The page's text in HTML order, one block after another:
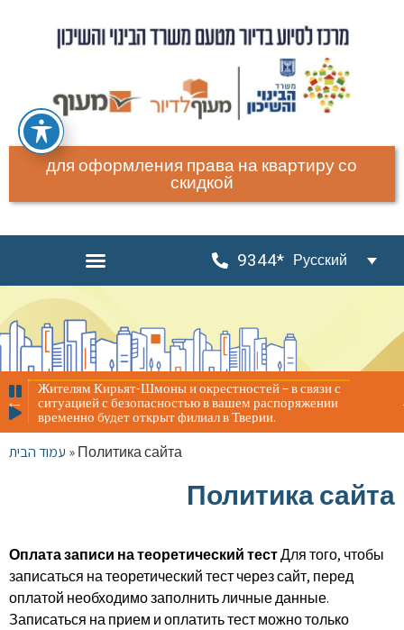
для оформления права на квартиру со
скидкой
9344* Русский
Жителям Кирьят-Шмоны и окрестностей – в связи с
ситуацией с безопасностью в вашем распоряжении
временно будет открыт филиал в Тверии.
עמוד הבית »Политика сайта
Политика сайта
Оплата записи на теоретический тестДля того, чтобы
записаться на теоретический тест через сайт, перед
оплатой необходимо заполнить личные данные.
Записаться на прием и оплатить тест можно только